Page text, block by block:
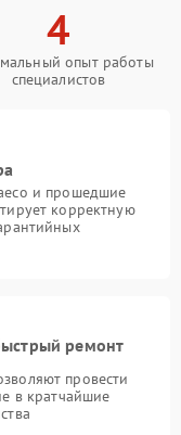
4
опыт работы
специалистов
и прошедшие
корректную
ремонт
провести
в кратчайшие